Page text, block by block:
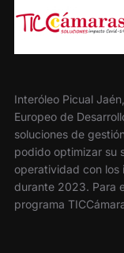
Interóleo Picual
Europeo de
soluciones de
podido optimizar su
operatividad con los
durante 2023. Para
programa